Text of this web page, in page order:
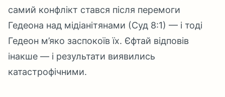
самий конфлікт стався після перемоги
Гедеона над мідіанітянами (Суд 8:1) — і тоді
Гедеон м’яко заспокоїв їх. Єфтай відповів
інакше — і результати виявились
катастрофічними.